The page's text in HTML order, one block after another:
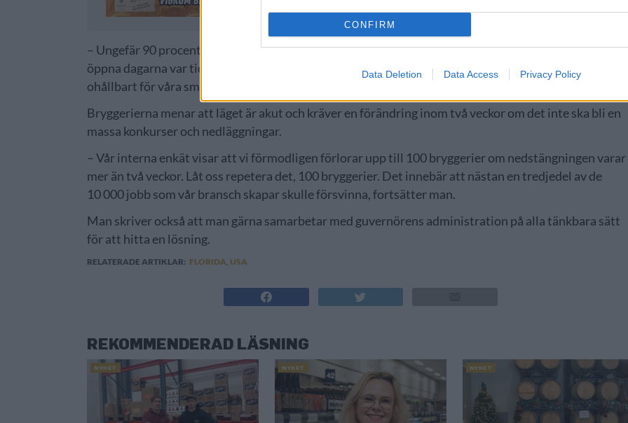
CONFIRM
Data Deletion Data Access Privacy Policy
– Ungefär 90 procent av alla bryggerier har haft stängt fler dagar än de haft öppet under 2020. De
öppna dagarna var tidigare också styrda av regler som din administration skapade. Det är helt klart
ohållbart för våra små företag, skriver man bland annat.
Bryggerierna menar att läget är akut och kräver en förändring inom två veckor om det inte ska bli en
massa konkurser och nedläggningar.
– Vår interna enkät visar att vi förmodligen förlorar upp till 100 bryggerier om nedstängningen varar
mer än två veckor. Låt oss repetera det, 100 bryggerier. Det innebär att nästan en tredjedel av de
10 000 jobb som vår bransch skapar skulle försvinna, fortsätter man.
Man skriver också att man gärna samarbetar med guvernörens administration på alla tänkbara sätt
för att hitta en lösning.
RELATERADE ARTIKLAR: FLORIDA USA
REKOMMENDERAD LÄSNING
NYHET NYHET NYHET